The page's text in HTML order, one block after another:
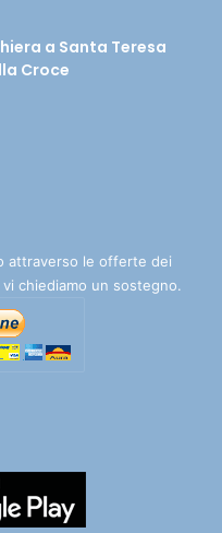
a Santa Teresa
Croce
attraverso le offerte dei
chiediamo un sostegno.